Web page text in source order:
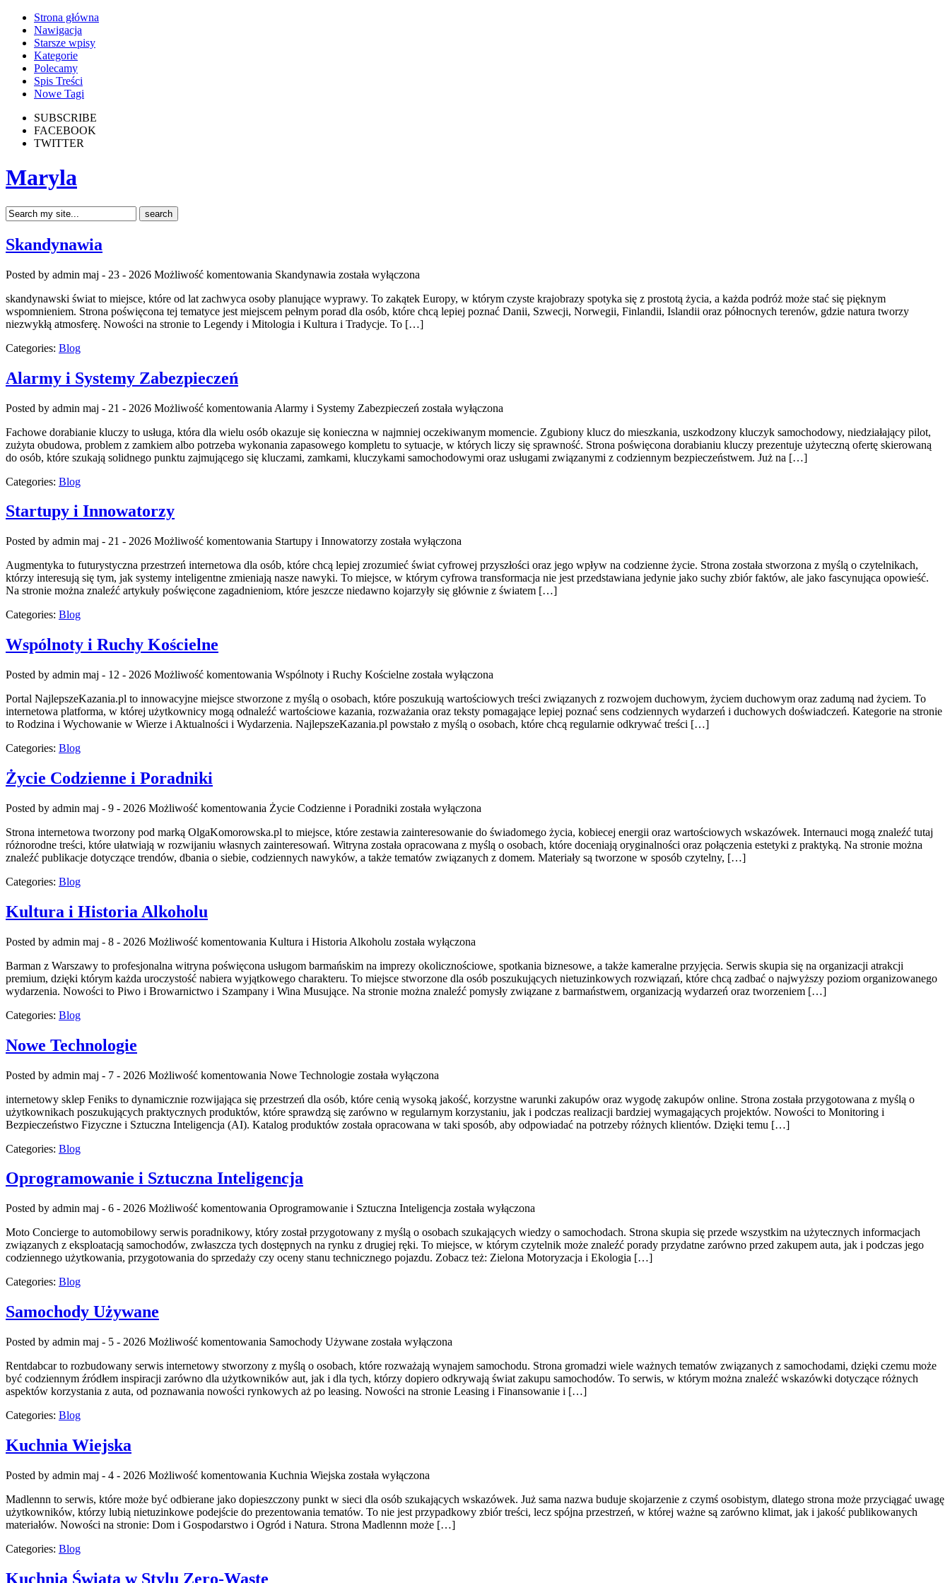
Strona główna
Nawigacja
Starsze wpisy
Kategorie
Polecamy
Spis Treści
Nowe Tagi
SUBSCRIBE
FACEBOOK
TWITTER
Maryla
Skandynawia
Posted by admin maj - 23 - 2026 Możliwość komentowania Skandynawia została wyłączona
skandynawski świat to miejsce, które od lat zachwyca osoby planujące wyprawy. To zakątek Europy, w którym czyste krajobrazy spotyka się z prostotą życia, a każda podróż może stać się pięknym
wspomnieniem. Strona poświęcona tej tematyce jest miejscem pełnym porad dla osób, które chcą lepiej poznać Danii, Szwecji, Norwegii, Finlandii, Islandii oraz północnych terenów, gdzie natura tworzy
niezwykłą atmosferę. Nowości na stronie to Legendy i Mitologia i Kultura i Tradycje. To […]
Categories: Blog
Alarmy i Systemy Zabezpieczeń
Posted by admin maj - 21 - 2026 Możliwość komentowania Alarmy i Systemy Zabezpieczeń została wyłączona
Fachowe dorabianie kluczy to usługa, która dla wielu osób okazuje się konieczna w najmniej oczekiwanym momencie. Zgubiony klucz do mieszkania, uszkodzony kluczyk samochodowy, niedziałający pilot,
zużyta obudowa, problem z zamkiem albo potrzeba wykonania zapasowego kompletu to sytuacje, w których liczy się sprawność. Strona poświęcona dorabianiu kluczy prezentuje użyteczną ofertę skierowaną
do osób, które szukają solidnego punktu zajmującego się kluczami, zamkami, kluczykami samochodowymi oraz usługami związanymi z codziennym bezpieczeństwem. Już na […]
Categories: Blog
Startupy i Innowatorzy
Posted by admin maj - 21 - 2026 Możliwość komentowania Startupy i Innowatorzy została wyłączona
Augmentyka to futurystyczna przestrzeń internetowa dla osób, które chcą lepiej zrozumieć świat cyfrowej przyszłości oraz jego wpływ na codzienne życie. Strona została stworzona z myślą o czytelnikach,
którzy interesują się tym, jak systemy inteligentne zmieniają nasze nawyki. To miejsce, w którym cyfrowa transformacja nie jest przedstawiana jedynie jako suchy zbiór faktów, ale jako fascynująca opowieść.
Na stronie można znaleźć artykuły poświęcone zagadnieniom, które jeszcze niedawno kojarzyły się głównie z światem […]
Categories: Blog
Wspólnoty i Ruchy Kościelne
Posted by admin maj - 12 - 2026 Możliwość komentowania Wspólnoty i Ruchy Kościelne została wyłączona
Portal NajlepszeKazania.pl to innowacyjne miejsce stworzone z myślą o osobach, które poszukują wartościowych treści związanych z rozwojem duchowym, życiem duchowym oraz zadumą nad życiem. To
internetowa platforma, w której użytkownicy mogą odnaleźć wartościowe kazania, rozważania oraz teksty pomagające lepiej poznać sens codziennych wydarzeń i duchowych doświadczeń. Kategorie na stronie
to Rodzina i Wychowanie w Wierze i Aktualności i Wydarzenia. NajlepszeKazania.pl powstało z myślą o osobach, które chcą regularnie odkrywać treści […]
Categories: Blog
Życie Codzienne i Poradniki
Posted by admin maj - 9 - 2026 Możliwość komentowania Życie Codzienne i Poradniki została wyłączona
Strona internetowa tworzony pod marką OlgaKomorowska.pl to miejsce, które zestawia zainteresowanie do świadomego życia, kobiecej energii oraz wartościowych wskazówek. Internauci mogą znaleźć tutaj
różnorodne treści, które ułatwiają w rozwijaniu własnych zainteresowań. Witryna została opracowana z myślą o osobach, które doceniają oryginalności oraz połączenia estetyki z praktyką. Na stronie można
znaleźć publikacje dotyczące trendów, dbania o siebie, codziennych nawyków, a także tematów związanych z domem. Materiały są tworzone w sposób czytelny, […]
Categories: Blog
Kultura i Historia Alkoholu
Posted by admin maj - 8 - 2026 Możliwość komentowania Kultura i Historia Alkoholu została wyłączona
Barman z Warszawy to profesjonalna witryna poświęcona usługom barmańskim na imprezy okolicznościowe, spotkania biznesowe, a także kameralne przyjęcia. Serwis skupia się na organizacji atrakcji
premium, dzięki którym każda uroczystość nabiera wyjątkowego charakteru. To miejsce stworzone dla osób poszukujących nietuzinkowych rozwiązań, które chcą zadbać o najwyższy poziom organizowanego
wydarzenia. Nowości to Piwo i Browarnictwo i Szampany i Wina Musujące. Na stronie można znaleźć pomysły związane z barmaństwem, organizacją wydarzeń oraz tworzeniem […]
Categories: Blog
Nowe Technologie
Posted by admin maj - 7 - 2026 Możliwość komentowania Nowe Technologie została wyłączona
internetowy sklep Feniks to dynamicznie rozwijająca się przestrzeń dla osób, które cenią wysoką jakość, korzystne warunki zakupów oraz wygodę zakupów online. Strona została przygotowana z myślą o
użytkownikach poszukujących praktycznych produktów, które sprawdzą się zarówno w regularnym korzystaniu, jak i podczas realizacji bardziej wymagających projektów. Nowości to Monitoring i
Bezpieczeństwo Fizyczne i Sztuczna Inteligencja (AI). Katalog produktów została opracowana w taki sposób, aby odpowiadać na potrzeby różnych klientów. Dzięki temu […]
Categories: Blog
Oprogramowanie i Sztuczna Inteligencja
Posted by admin maj - 6 - 2026 Możliwość komentowania Oprogramowanie i Sztuczna Inteligencja została wyłączona
Moto Concierge to automobilowy serwis poradnikowy, który został przygotowany z myślą o osobach szukających wiedzy o samochodach. Strona skupia się przede wszystkim na użytecznych informacjach
związanych z eksploatacją samochodów, zwłaszcza tych dostępnych na rynku z drugiej ręki. To miejsce, w którym czytelnik może znaleźć porady przydatne zarówno przed zakupem auta, jak i podczas jego
codziennego użytkowania, przygotowania do sprzedaży czy oceny stanu technicznego pojazdu. Zobacz też: Zielona Motoryzacja i Ekologia […]
Categories: Blog
Samochody Używane
Posted by admin maj - 5 - 2026 Możliwość komentowania Samochody Używane została wyłączona
Rentdabcar to rozbudowany serwis internetowy stworzony z myślą o osobach, które rozważają wynajem samochodu. Strona gromadzi wiele ważnych tematów związanych z samochodami, dzięki czemu może
być codziennym źródłem inspiracji zarówno dla użytkowników aut, jak i dla tych, którzy dopiero odkrywają świat zakupu samochodów. To serwis, w którym można znaleźć wskazówki dotyczące różnych
aspektów korzystania z auta, od poznawania nowości rynkowych aż po leasing. Nowości na stronie Leasing i Finansowanie i […]
Categories: Blog
Kuchnia Wiejska
Posted by admin maj - 4 - 2026 Możliwość komentowania Kuchnia Wiejska została wyłączona
Madlennn to serwis, które może być odbierane jako dopieszczony punkt w sieci dla osób szukających wskazówek. Już sama nazwa buduje skojarzenie z czymś osobistym, dlatego strona może przyciągać uwagę
użytkowników, którzy lubią nietuzinkowe podejście do prezentowania tematów. To nie jest przypadkowy zbiór treści, lecz spójna przestrzeń, w której ważne są zarówno klimat, jak i jakość publikowanych
materiałów. Nowości na stronie: Dom i Gospodarstwo i Ogród i Natura. Strona Madlennn może […]
Categories: Blog
Kuchnia Świata w Stylu Zero-Waste